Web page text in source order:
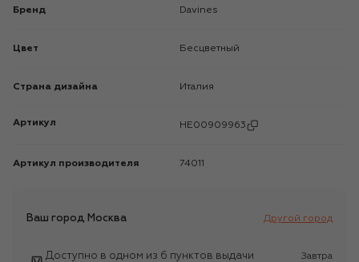
Бренд Davines
Цвет Бесцветный
Страна дизайна Италия
Артикул HE00909963
Артикул производителя 74011
Ваш город Москва Другой город
Доступно в одном из 6 пунктов выдачи
Завтра